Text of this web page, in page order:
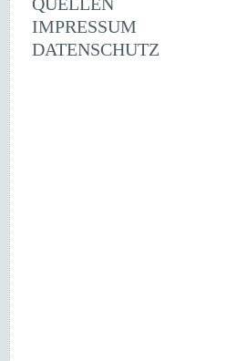
IMPRESSUM
DATENSCHUTZ